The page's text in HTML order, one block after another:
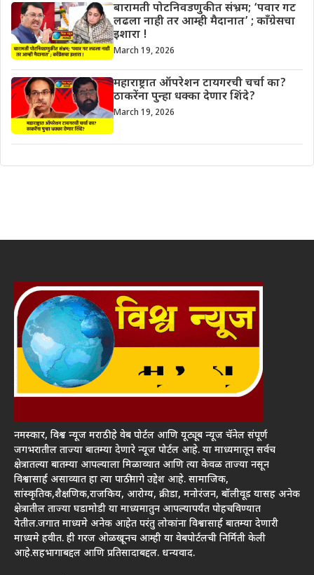
बारामती पोटनिवडणुकीत संभ्रम; ‘पवार गट
लढला नाही तर आम्ही मैदानात’ ; काँग्रेसचा
इशारा !
March 19, 2026
महाराष्ट्रात ऑपरेशन टायगरची चर्चा का?
ठाकरेंना पुन्हा धक्का देणार शिंदे?
March 19, 2026
नमस्कार, विश्व न्यूज मराठी हे वेब पोर्टल आणि यूट्यूब न्यूज चॅनेल संपूर्ण
जगभरातील ताज्या बातम्या देणारे न्यूज पोर्टल आहे. या माध्यमातून सर्वच
क्षेत्रातल्या बातम्या आपल्याला मिळाव्यात आणि त्या केवळ ताज्या नसून
विश्वासार्ह असाव्यात हा त्या पाठीमागे उद्देश आहे. सामाजिक,
सांस्कृतिक,शैक्षणिक,राजकिय, आरोग्य, क्रीडा, मनोरंजन, बॉलीवूड यासह अनेक
क्षेत्रातील ताज्या घडामोडी या माध्यमातुन आपल्यापर्यंत पोहचविण्यात
येतील.जगात माध्यमे अनेक आहेत परंतु लोकांना विश्वासार्ह बातम्या देणारी
माध्यमे हवीत. ही गरज ओळखूनच आम्ही या वेबपोर्टलची निर्मिती केली
आहे.सहभागाबद्दल आणि प्रतिसादाबद्दल. धन्यवाद.